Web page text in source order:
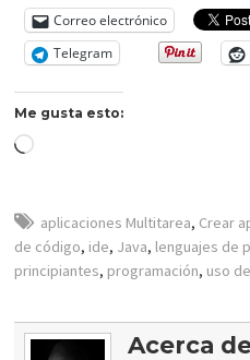
Correo electrónico
Telegram
Me gusta esto:
Cargando...
aplicaciones Multitarea, Crear
de código, ide, Java, lenguajes de
principiantes, programación, uso
Acerca